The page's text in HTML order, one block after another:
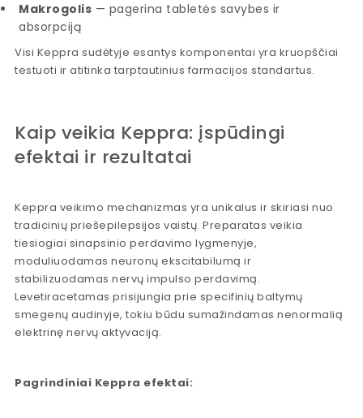
Makrogolis — pagerina tabletės savybes ir
absorpciją
Visi Keppra sudėtyje esantys komponentai yra kruopščiai
testuoti ir atitinka tarptautinius farmacijos standartus.
Kaip veikia Keppra: įspūdingi
efektai ir rezultatai
Keppra veikimo mechanizmas yra unikalus ir skiriasi nuo
tradicinių priešepilepsijos vaistų. Preparatas veikia
tiesiogiai sinapsinio perdavimo lygmenyje,
moduliuodamas neuronų ekscitabilumą ir
stabilizuodamas nervų impulso perdavimą.
Levetiracetamas prisijungia prie specifinių baltymų
smegenų audinyje, tokiu būdu sumažindamas nenormalią
elektrinę nervų aktyvaciją.
Pagrindiniai Keppra efektai: